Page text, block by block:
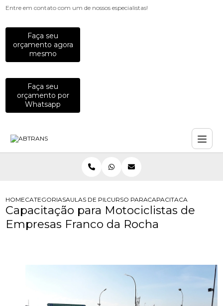
Entre em contato com um de nossos especialistas!
Faça seu
orçamento agora
mesmo
Faça seu
orçamento por
Whatsapp
HOMECATEGORIASAULAS DE PILOTAGEM PARA EMPRESAS
CURSO PARA FUNCIONARIOS QUE
CAPACITACAO PARA
Capacitação para Motociclistas de
Empresas Franco da Rocha